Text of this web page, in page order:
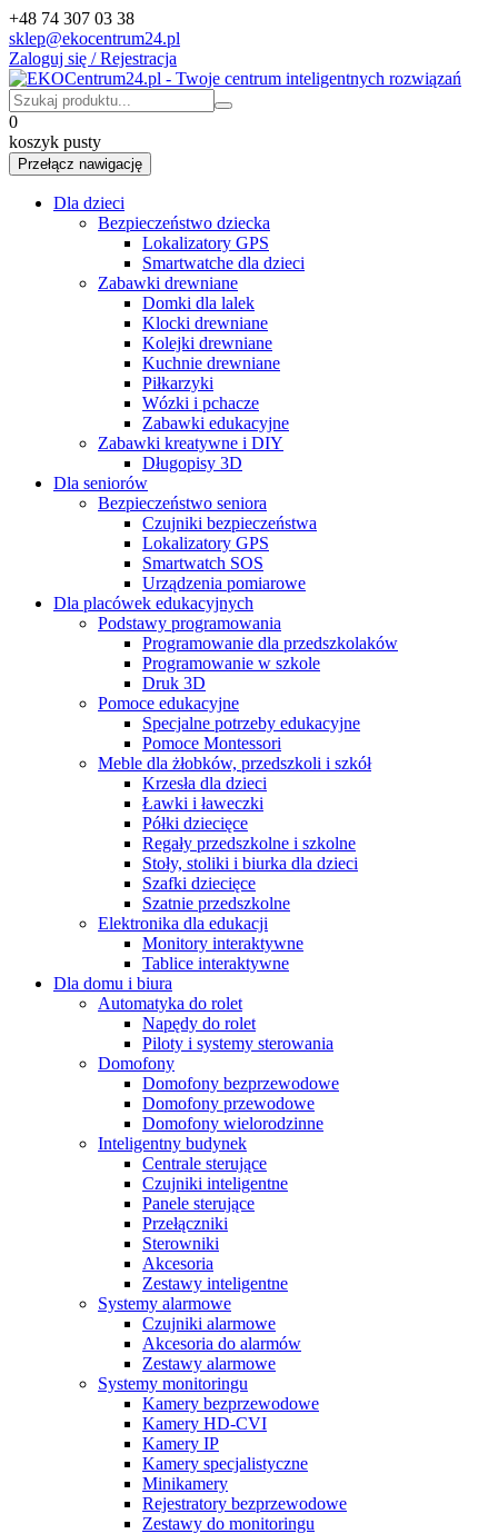
+48 74 307 03 38
sklep@ekocentrum24.pl
Zaloguj się / Rejestracja
0
koszyk pusty
Przełącz nawigację
Dla dzieci
Bezpieczeństwo dziecka
Lokalizatory GPS
Smartwatche dla dzieci
Zabawki drewniane
Domki dla lalek
Klocki drewniane
Kolejki drewniane
Kuchnie drewniane
Piłkarzyki
Wózki i pchacze
Zabawki edukacyjne
Zabawki kreatywne i DIY
Długopisy 3D
Dla seniorów
Bezpieczeństwo seniora
Czujniki bezpieczeństwa
Lokalizatory GPS
Smartwatch SOS
Urządzenia pomiarowe
Dla placówek edukacyjnych
Podstawy programowania
Programowanie dla przedszkolaków
Programowanie w szkole
Druk 3D
Pomoce edukacyjne
Specjalne potrzeby edukacyjne
Pomoce Montessori
Meble dla żłobków, przedszkoli i szkół
Krzesła dla dzieci
Ławki i ławeczki
Półki dziecięce
Regały przedszkolne i szkolne
Stoły, stoliki i biurka dla dzieci
Szafki dziecięce
Szatnie przedszkolne
Elektronika dla edukacji
Monitory interaktywne
Tablice interaktywne
Dla domu i biura
Automatyka do rolet
Napędy do rolet
Piloty i systemy sterowania
Domofony
Domofony bezprzewodowe
Domofony przewodowe
Domofony wielorodzinne
Inteligentny budynek
Centrale sterujące
Czujniki inteligentne
Panele sterujące
Przełączniki
Sterowniki
Akcesoria
Zestawy inteligentne
Systemy alarmowe
Czujniki alarmowe
Akcesoria do alarmów
Zestawy alarmowe
Systemy monitoringu
Kamery bezprzewodowe
Kamery HD-CVI
Kamery IP
Kamery specjalistyczne
Minikamery
Rejestratory bezprzewodowe
Zestawy do monitoringu